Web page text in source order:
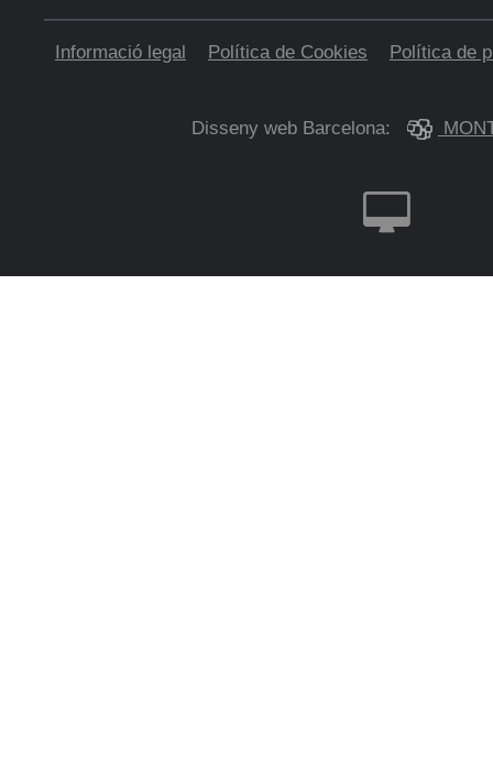
Informació legal Política de Cookies Política de
Disseny web Barcelona: